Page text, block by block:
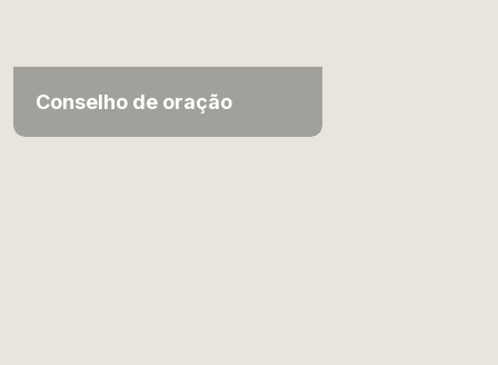
Conselho de oração